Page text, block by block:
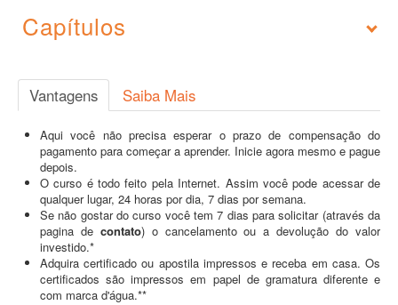
Capítulos
Vantagens Saiba Mais
Aqui você não precisa esperar o prazo de compensação do
pagamento para começar a aprender. Inicie agora mesmo e pague
depois.
O curso é todo feito pela Internet. Assim você pode acessar de
qualquer lugar, 24 horas por dia, 7 dias por semana.
Se não gostar do curso você tem 7 dias para solicitar (através da
pagina de contato) o cancelamento ou a devolução do valor
investido.*
Adquira certificado ou apostila impressos e receba em casa. Os
certificados são impressos em papel de gramatura diferente e
com marca d'água.**